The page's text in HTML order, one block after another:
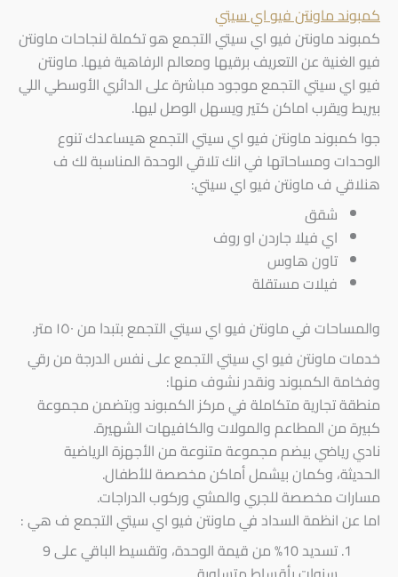
كمبوند ماونتن فيو اي سيتي
كمبوند ماونتن فيو اي سيتي التجمع هو تكملة لنجاحات ماونتن
فيو الغنية عن التعريف برقيها ومعالم الرفاهية فيها. ماونتن
فيو اي سيتي التجمع موجود مباشرة على الدائري الأوسطي اللي
بيريط ويقرب اماكن كتير ويسهل الوصل ليها.
جوا كمبوند ماونتن فيو اي سيتي التجمع هيساعدك تنوع
الوحدات ومساحاتها في انك تلاقي الوحدة المناسبة لك ف
هنلاقي ف ماونتن فيو اي سيتي:
شقق
اي فيلا جاردن او روف
تاون هاوس
فيلات مستقلة
والمساحات في ماونتن فيو اي سيتي التجمع بتبدا من ١٥٠ متر.
خدمات ماونتن فيو اي سيتي التجمع على نفس الدرجة من رقي
وفخامة الكمبوند ونقدر نشوف منها:
منطقة تجارية متكاملة في مركز الكمبوند وبتضمن مجموعة
كبيرة من المطاعم والمولات والكافيهات الشهيرة.
نادي رياضي بيضم مجموعة متنوعة من الأجهزة الرياضية
الحديثة، وكمان بيشمل أماكن مخصصة للأطفال.
مسارات مخصصة للجري والمشي وركوب الدراجات.
اما عن انظمة السداد في ماونتن فيو اي سيتي التجمع ف هي :
تسديد 10% من قيمة الوحدة، وتقسيط الباقي على 9